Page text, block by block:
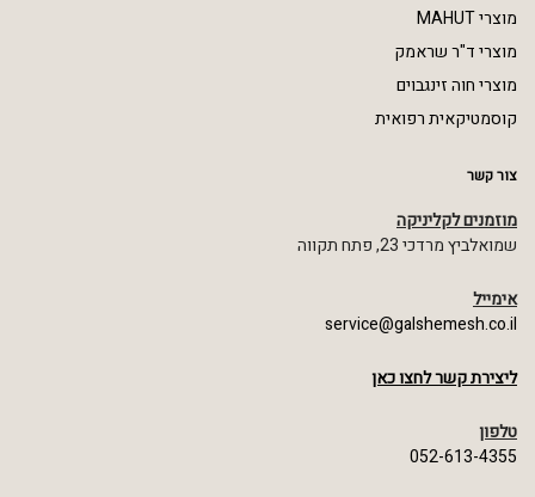
מוצרי MAHUT
מוצרי ד"ר שראמק
מוצרי חוה זינגבוים
קוסמטיקאית רפואית
צור קשר
מוזמנים לקליניקה
שמואלביץ מרדכי 23, פתח תקווה
אימייל
service@galshemesh.co.il
ליצירת קשר לחצו כאן
טלפון
052-613-4355